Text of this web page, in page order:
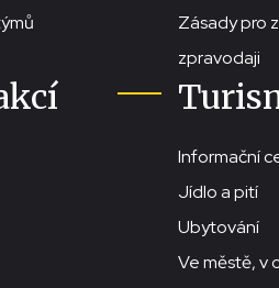
Zásady pro
zpravodaji
Informační
Jídlo a pití
Ubytování
Ve městě, v